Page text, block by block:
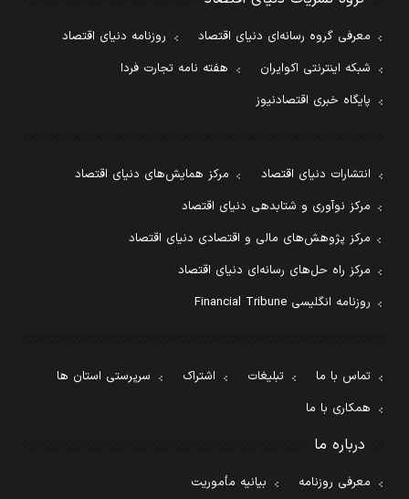
معرفی گروه رسانه‌ای دنیای اقتصاد
روزنامه دنیای اقتصاد
شبکه اینترنتی اکوایران
هفته نامه تجارت فردا
پایگاه خبری اقتصادنیوز
انتشارات دنیای اقتصاد
مرکز همایش‌های دنیای اقتصاد
مرکز نوآوری و شتابدهی دنیای اقتصاد
مرکز پژوهش‌های مالی و اقتصادی دنیای اقتصاد
مرکز راه حل‌های رسانه‌ای دنیای اقتصاد
روزنامه انگلیسی Financial Tribune
تماس با ما تبلیغات اشتراک
سرپرستی استان ها
همکاری با ما
درباره ما
معرفی روزنامه بیانیه مأموریت